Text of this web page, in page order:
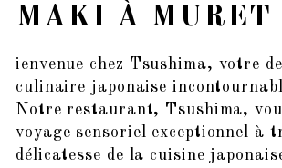
MAKI À MURET
ienvenue chez Tsushima, votre
culinaire japonaise
Notre restaurant, Tsushima,
voyage sensoriel exceptionnel à
délicatesse de la cuisine